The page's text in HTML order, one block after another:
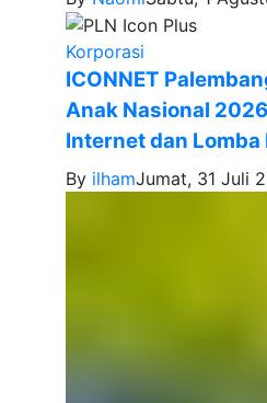
Korporasi
ICONNET
Anak Nasional
Internet dan Lomba
By ilhamJumat, 31 Juli